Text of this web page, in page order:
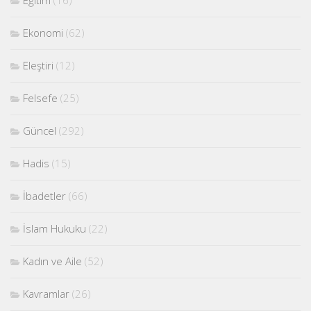
Ekonomi (62)
Eleştiri (12)
Felsefe (25)
Güncel (292)
Hadis (15)
İbadetler (66)
İslam Hukuku (22)
Kadın ve Aile (52)
Kavramlar (26)